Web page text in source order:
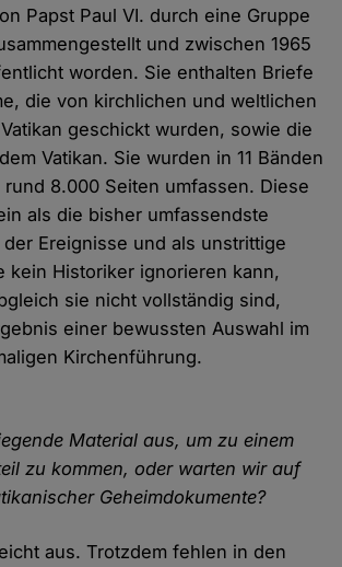
Papst Paul VI. durch eine Gruppe
und zwischen 1965
worden. Sie enthalten Briefe
die von kirchlichen und weltlichen
geschickt wurden, sowie die
Vatikan. Sie wurden in 11 Bänden
rund 8.000 Seiten umfassen. Diese
als die bisher umfassendste
Ereignisse und als unstrittige
kein Historiker ignorieren kann,
sie nicht vollständig sind,
einer bewussten Auswahl im
Kirchenführung.
Material aus, um zu einem
zu kommen, oder warten wir auf
Geheimdokumente?
aus. Trotzdem fehlen in den